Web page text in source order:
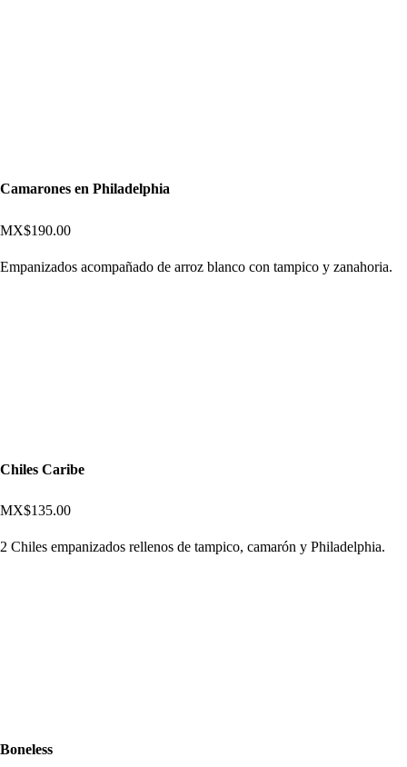
Camarones en Philadelphia
MX$190.00
Empanizados acompañado de arroz blanco con tampico y zanahoria.
Chiles Caribe
MX$135.00
2 Chiles empanizados rellenos de tampico, camarón y Philadelphia.
Boneless